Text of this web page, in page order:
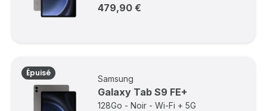
479,90 €
Épuisé
Samsung
Galaxy Tab S9 FE+
128Go - Noir - Wi-Fi + 5G